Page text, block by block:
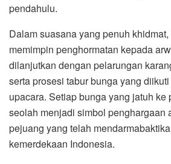
pendahulu.
Dalam suasana yang penuh
memimpin penghormatan kepada
dilanjutkan dengan pelarungan
serta prosesi tabur bunga yang
upacara. Setiap bunga yang jatuh ke
seolah menjadi simbol penghargaan
pejuang yang telah
kemerdekaan Indonesia.